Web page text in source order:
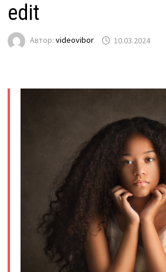
edit
Автор: videovibor 10.03.2024